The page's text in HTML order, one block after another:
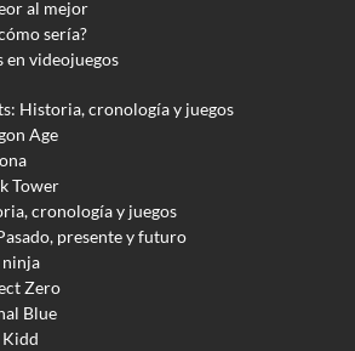
al mejor
sería?
en videojuegos
Historia, cronología y juegos
Age
Tower
cronología y juegos
presente y futuro
ninja
Zero
Blue
Kidd